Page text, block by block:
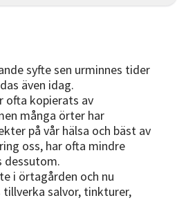
syfte sen urminnes tider
även idag.
ofta kopierats av
många örter har
på vår hälsa och bäst av
oss, har ofta mindre
dessutom.
i örtagården och nu
salvor, tinkturer,